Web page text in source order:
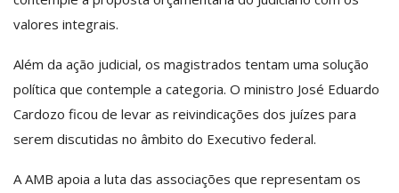
valores integrais.
Além da ação judicial, os magistrados tentam uma solução
política que contemple a categoria. O ministro José Eduardo
Cardozo ficou de levar as reivindicações dos juízes para
serem discutidas no âmbito do Executivo federal.
A AMB apoia a luta das associações que representam os